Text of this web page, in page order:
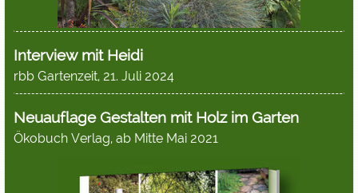
Interview mit Heidi
rbb Gartenzeit, 21. Juli 2024
Neuauflage Gestalten mit Holz im Garten
Ökobuch Verlag, ab Mitte Mai 2021